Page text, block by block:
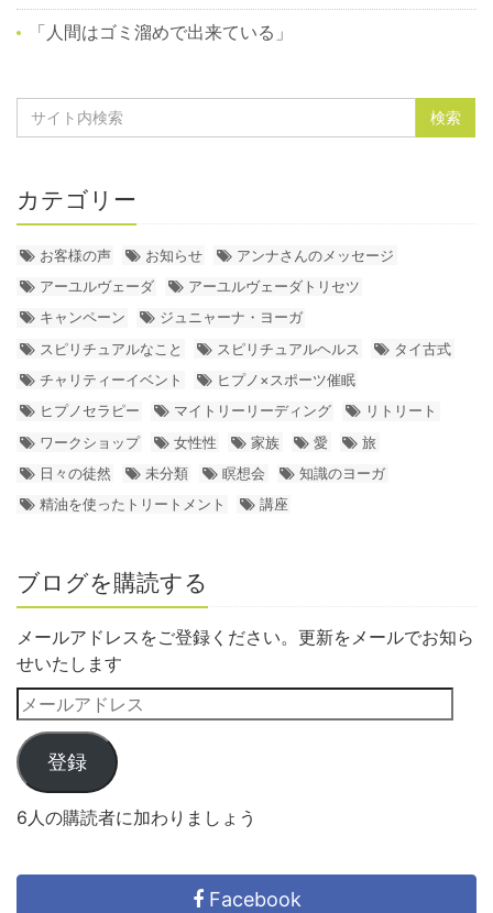
「人間はゴミ溜めで出来ている」
カテゴリー
お客様の声 お知らせ
アンナさんのメッセージ
アーユルヴェーダ
アーユルヴェーダトリセツ
キャンペーン
ジュニャーナ・ヨーガ
スピリチュアルなこと
スピリチュアルヘルス
タイ古式
チャリティーイベント
ヒプノ×スポーツ催眠
ヒプノセラピー
マイトリーリーディング
リトリート
ワークショップ
女性性 家族 愛
旅
日々の徒然
未分類 瞑想会
知識のヨーガ
精油を使ったトリートメント
講座
ブログを購読する
メールアドレスをご登録ください。更新をメールでお知ら
せいたします
登録
6人の購読者に加わりましょう
Facebook